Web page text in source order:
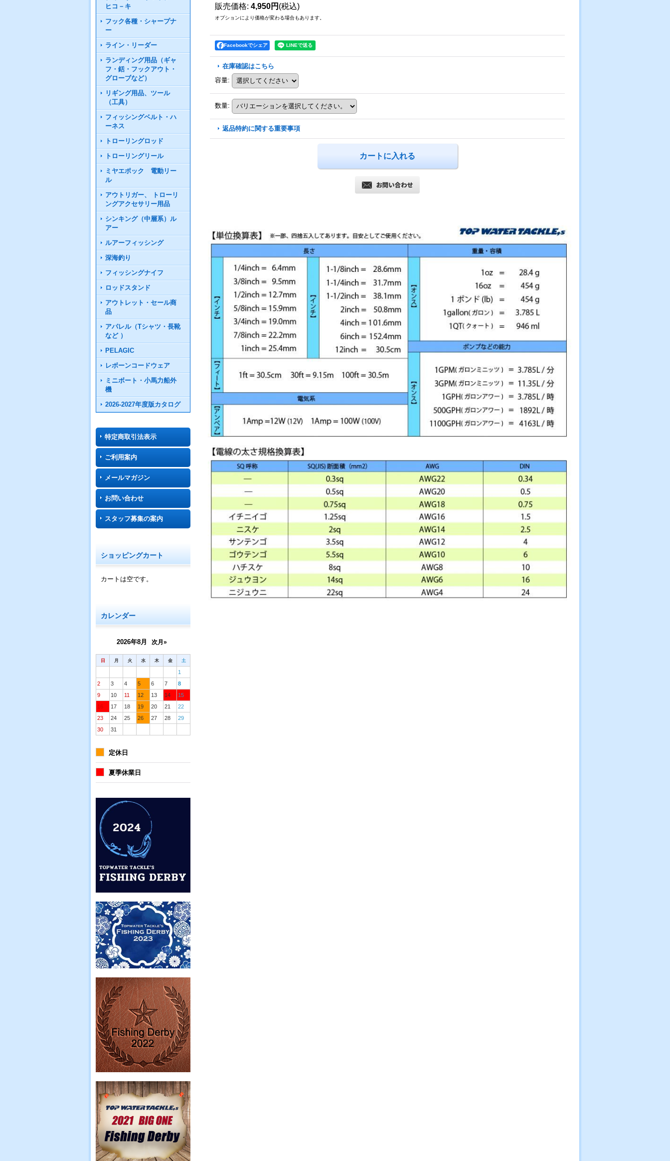
ヒコ－キ
フック各種・シャープナ
ー
ライン・リーダー
ランディング用品（ギャ
フ・銛・フックアウト・
グローブなど）
リギング用品、ツール
（工具）
フィッシングベルト・ハ
ーネス
トローリングロッド
トローリングリール
ミヤエポック 電動リー
ル
アウトリガー、 トローリ
ングアクセサリー用品
シンキング（中層系）ル
アー
ルアーフィッシング
深海釣り
フィッシングナイフ
ロッドスタンド
アウトレット・セール商
品
アパレル（Tシャツ・長靴
など ）
PELAGIC
レボーンコードウェア
ミニボート・小馬力船外
機
2026-2027年度版カタログ
特定商取引法表示
ご利用案内
メールマガジン
お問い合わせ
スタッフ募集の案内
ショッピングカート
カートは空です。
カレンダー
2026年8月 次月»
日 月 火 水 木 金 土
1
2
3 4 5 6 7
8
9
10 11 12 13 14
15
16
17 18 19 20 21
22
23
24 25 26 27 28
29
30
31
定休日
夏季休業日
販売価格: 4,950円 (税込)
オプションにより価格が変わる場合もあります。
Facebookでシェア
在庫確認はこちら
容量:
数量:
返品特約に関する重要事項